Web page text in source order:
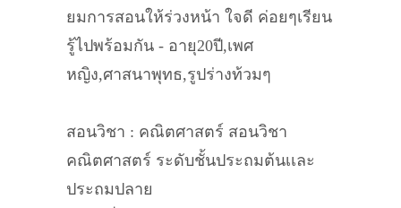
ยมการสอนให้ร่วงหน้า ใจดี ค่อยๆเรียน
รู้ไปพร้อมกัน - อายุ20ปี,เพศ
หญิง,ศาสนาพุทธ,รูปร่างท้วมๆ
สอนวิชา : คณิตศาสตร์ สอนวิชา
คณิตศาสตร์ ระดับชั้นประถมต้นเเละ
ประถมปลาย